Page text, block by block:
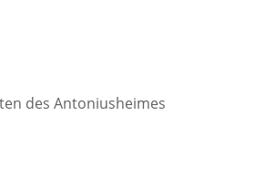
des Antoniusheimes